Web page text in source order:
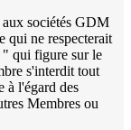
sociétés GDM
qui ne respecterait
" qui figure sur le
s'interdit tout
à l'égard des
Membres ou